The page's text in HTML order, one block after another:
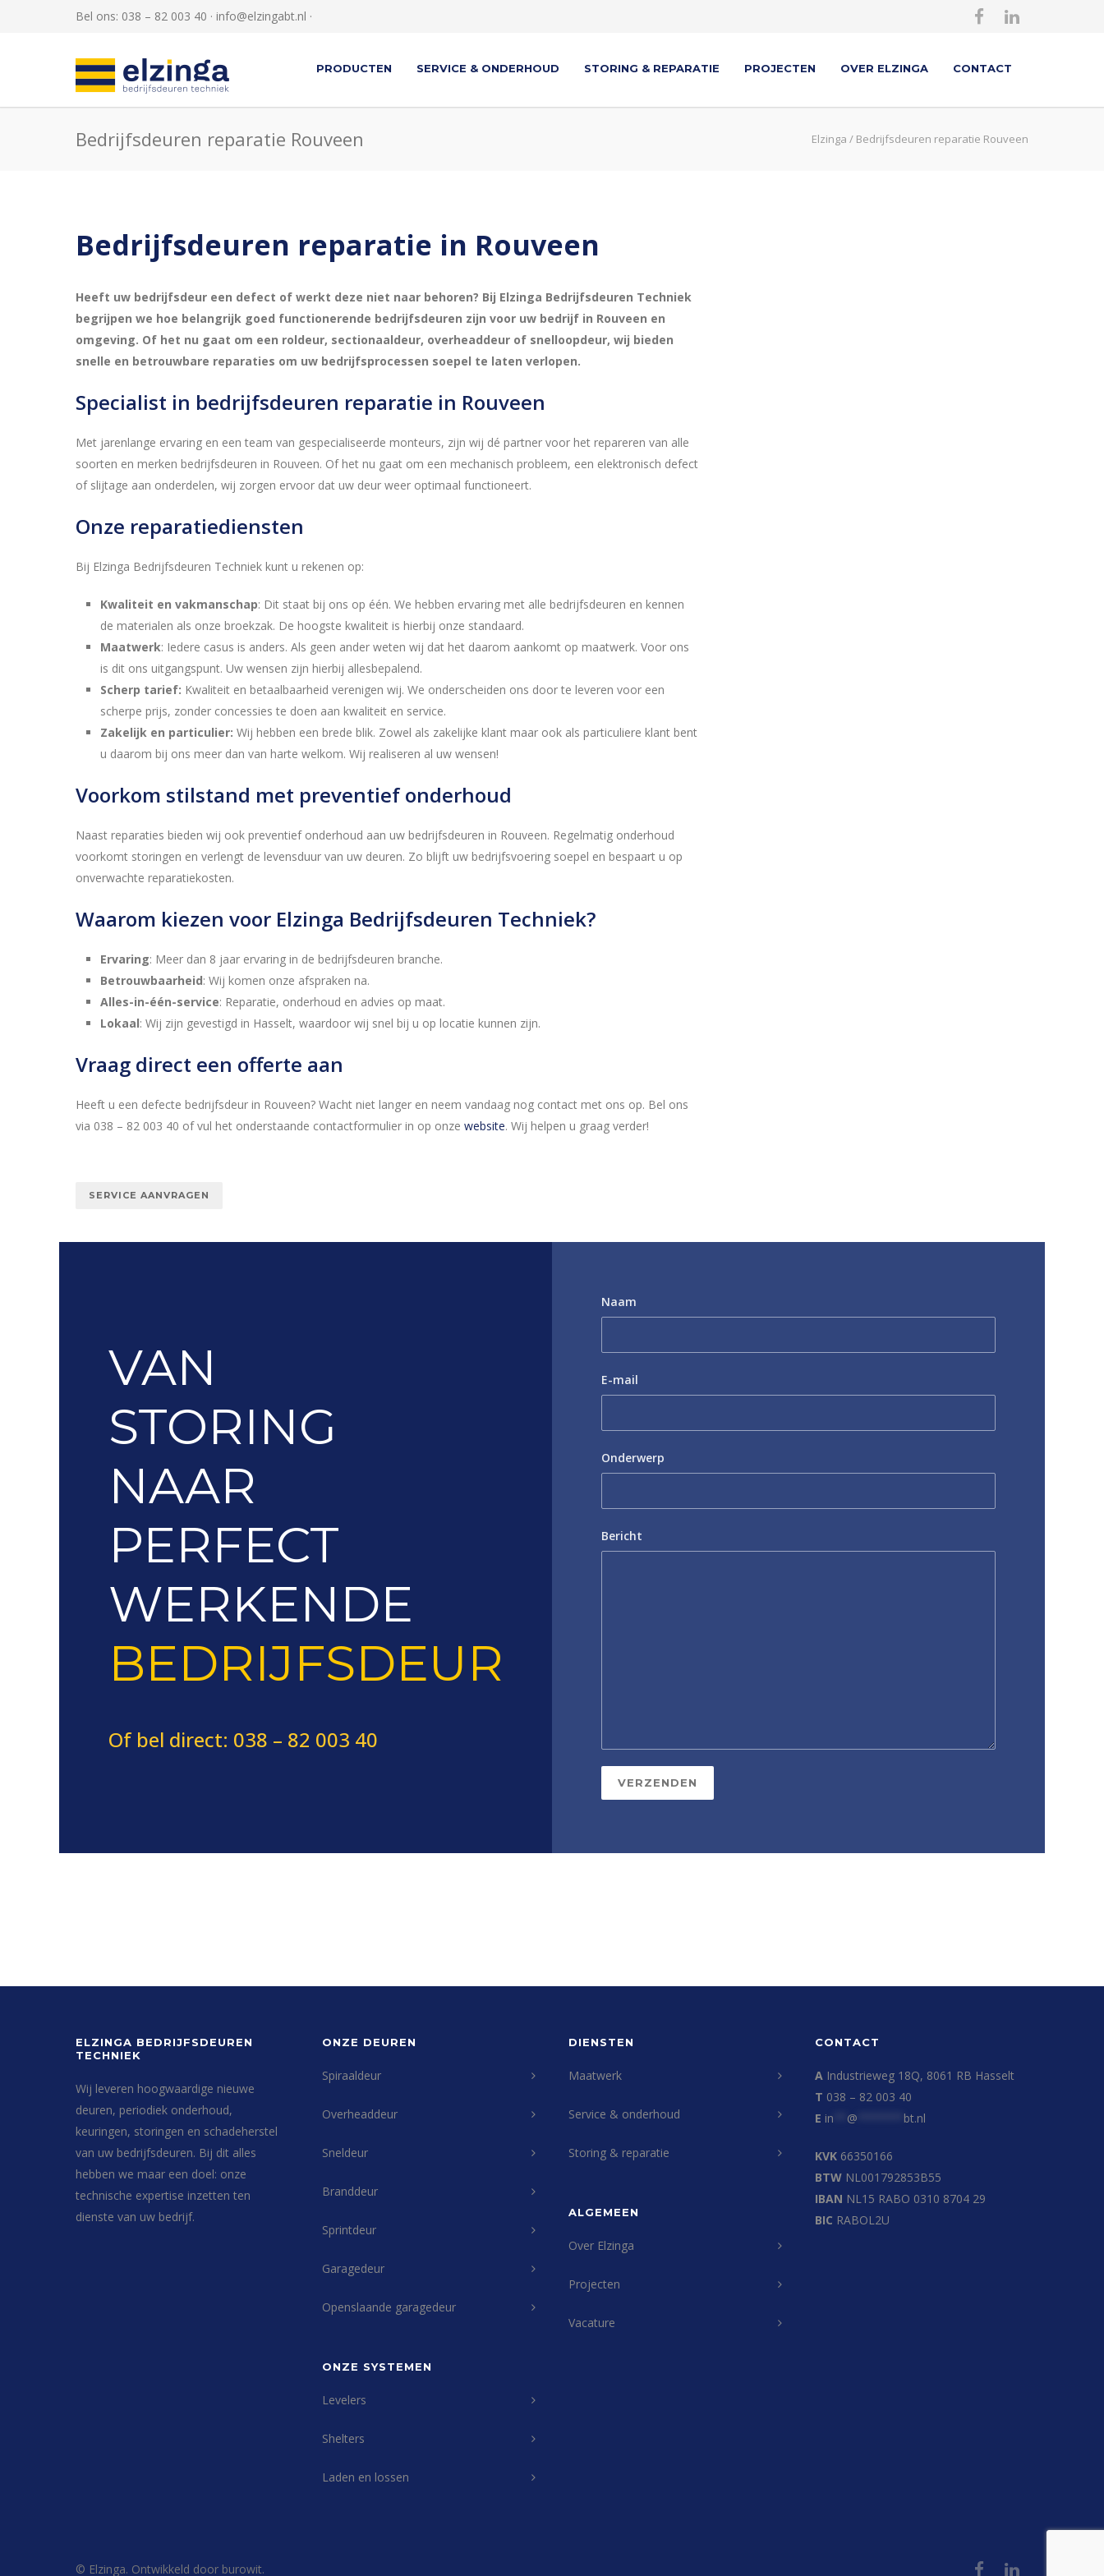
Bel ons: 038 – 82 003 40 · info@elzingabt.nl ·
PRODUCTEN SERVICE & ONDERHOUD STORING & REPARATIE PROJECTEN OVER ELZINGA CONTACT
Bedrijfsdeuren reparatie Rouveen Elzinga / Bedrijfsdeuren reparatie Rouveen
Bedrijfsdeuren reparatie in Rouveen
Heeft uw bedrijfsdeur een defect of werkt deze niet naar behoren? Bij Elzinga Bedrijfsdeuren Techniek
begrijpen we hoe belangrijk goed functionerende bedrijfsdeuren zijn voor uw bedrijf in Rouveen en
omgeving. Of het nu gaat om een roldeur, sectionaaldeur, overheaddeur of snelloopdeur, wij bieden
snelle en betrouwbare reparaties om uw bedrijfsprocessen soepel te laten verlopen.
Specialist in bedrijfsdeuren reparatie in Rouveen
Met jarenlange ervaring en een team van gespecialiseerde monteurs, zijn wij dé partner voor het repareren van alle
soorten en merken bedrijfsdeuren in Rouveen. Of het nu gaat om een mechanisch probleem, een elektronisch defect
of slijtage aan onderdelen, wij zorgen ervoor dat uw deur weer optimaal functioneert.
Onze reparatiediensten
Bij Elzinga Bedrijfsdeuren Techniek kunt u rekenen op:
Kwaliteit en vakmanschap: Dit staat bij ons op één. We hebben ervaring met alle bedrijfsdeuren en kennen
de materialen als onze broekzak. De hoogste kwaliteit is hierbij onze standaard.
Maatwerk: Iedere casus is anders. Als geen ander weten wij dat het daarom aankomt op maatwerk. Voor ons
is dit ons uitgangspunt. Uw wensen zijn hierbij allesbepalend.
Scherp tarief: Kwaliteit en betaalbaarheid verenigen wij. We onderscheiden ons door te leveren voor een
scherpe prijs, zonder concessies te doen aan kwaliteit en service.
Zakelijk en particulier: Wij hebben een brede blik. Zowel als zakelijke klant maar ook als particuliere klant bent
u daarom bij ons meer dan van harte welkom. Wij realiseren al uw wensen!
Voorkom stilstand met preventief onderhoud
Naast reparaties bieden wij ook preventief onderhoud aan uw bedrijfsdeuren in Rouveen. Regelmatig onderhoud
voorkomt storingen en verlengt de levensduur van uw deuren. Zo blijft uw bedrijfsvoering soepel en bespaart u op
onverwachte reparatiekosten.
Waarom kiezen voor Elzinga Bedrijfsdeuren Techniek?
Ervaring: Meer dan 8 jaar ervaring in de bedrijfsdeuren branche.
Betrouwbaarheid: Wij komen onze afspraken na.
Alles-in-één-service: Reparatie, onderhoud en advies op maat.
Lokaal: Wij zijn gevestigd in Hasselt, waardoor wij snel bij u op locatie kunnen zijn.
Vraag direct een offerte aan
Heeft u een defecte bedrijfsdeur in Rouveen? Wacht niet langer en neem vandaag nog contact met ons op. Bel ons
via 038 – 82 003 40 of vul het onderstaande contactformulier in op onze website. Wij helpen u graag verder!
SERVICE AANVRAGEN
VAN
STORING
NAAR
PERFECT
WERKENDE
BEDRIJFSDEUR
Of bel direct: 038 – 82 003 40
Naam
E-mail
Onderwerp
Bericht
ELZINGA BEDRIJFSDEUREN
TECHNIEK
Wij leveren hoogwaardige nieuwe
deuren, periodiek onderhoud,
keuringen, storingen en schadeherstel
van uw bedrijfsdeuren. Bij dit alles
hebben we maar een doel: onze
technische expertise inzetten ten
dienste van uw bedrijf.
ONZE DEUREN
Spiraaldeur
Overheaddeur
Sneldeur
Branddeur
Sprintdeur
Garagedeur
Openslaande garagedeur
ONZE SYSTEMEN
Levelers
Shelters
Laden en lossen
DIENSTEN
Maatwerk
Service & onderhoud
Storing & reparatie
ALGEMEEN
Over Elzinga
Projecten
Vacature
CONTACT
A Industrieweg 18Q, 8061 RB Hasselt
T 038 – 82 003 40
E in @ bt.nl
KVK 66350166
BTW NL001792853B55
IBAN NL15 RABO 0310 8704 29
BIC RABOL2U
© Elzinga. Ontwikkeld door burowit.